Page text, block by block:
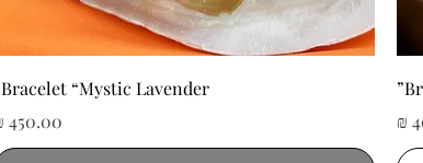
תצוגה מהירה
Bracelet “Mystic Lavender”
מחיר